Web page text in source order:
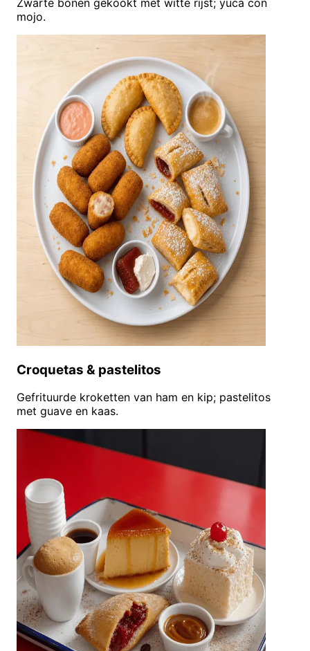
mojo.
Croquetas & pastelitos
Gefrituurde kroketten van ham en kip; pastelitos
met guave en kaas.